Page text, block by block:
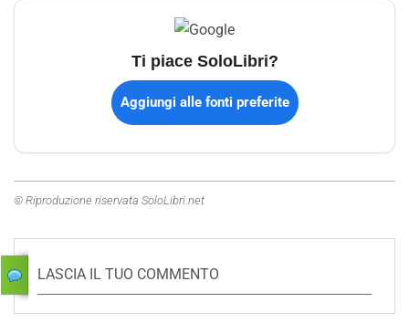
Ti piace SoloLibri?
Aggiungi alle fonti preferite
© Riproduzione riservata SoloLibri.net
LASCIA IL TUO COMMENTO